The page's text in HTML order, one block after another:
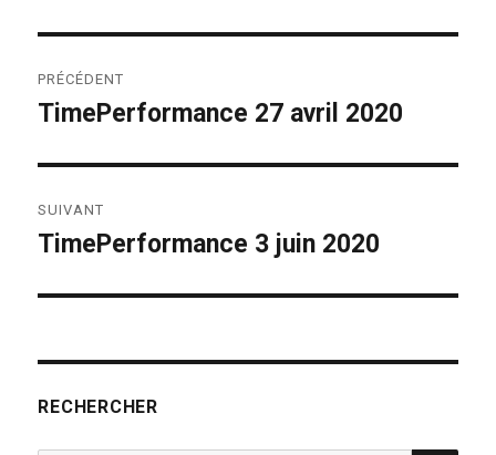
de
PRÉCÉDENT
Publication
TimePerformance 27 avril 2020
SUIVANT
Publication
TimePerformance 3 juin 2020
RECHERCHER